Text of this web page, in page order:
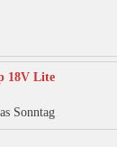
werden
18V Lite
Sonntag